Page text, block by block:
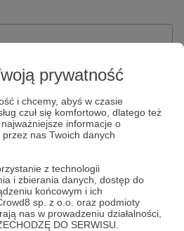
prywatność
i chcemy, abyś w czasie
czuł się komfortowo, dlatego też
informacje o
nas Twoich danych
z technologii
i zbierania danych, dostęp do
końcowym i ich
sp. z o.o. oraz podmioty
nas w prowadzeniu działalności,
DO SERWISU.
dokonywania oraz
naszej platformie oraz
zautomatyzowanemu
przetwarzania Twoich danych
osób niepełnoletnich możliwa
formularza "Zgodna na
niepełnoletnią", formularz
Patronite.pl.